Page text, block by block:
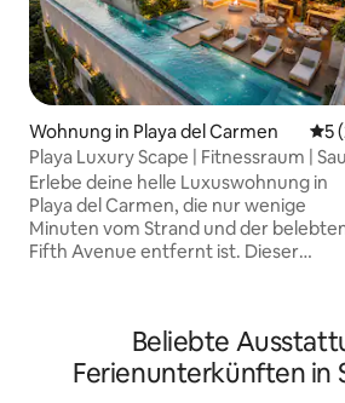
Wohnung in Playa del Carmen
5
Playa Luxury Scape | Fitnessraum |
| Parkplatz | Grill
Erlebe deine helle Luxuswohnung in
Playa del Carmen, die nur wenige
Minuten vom Strand und der
Fifth Avenue entfernt ist. Dieser
Fitnessraum, eine Sauna, einen
schnelles WLAN, Smart-TVs, eine
Waschmaschine/einen Trockner,
Beliebte
Ferienunterkünften in